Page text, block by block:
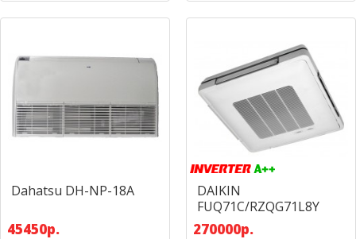
Dahatsu DH-NP-18А
45450р.
DAIKIN
FUQ71C/RZQG71L8Y
270000р.